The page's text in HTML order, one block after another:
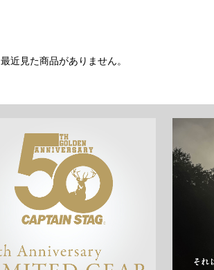
最近見た商品がありません。